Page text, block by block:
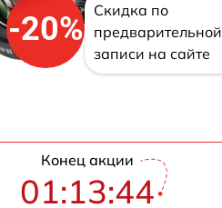
-20%
Скидка по
предварительной
записи на сайте
Конец акции
01:13:43